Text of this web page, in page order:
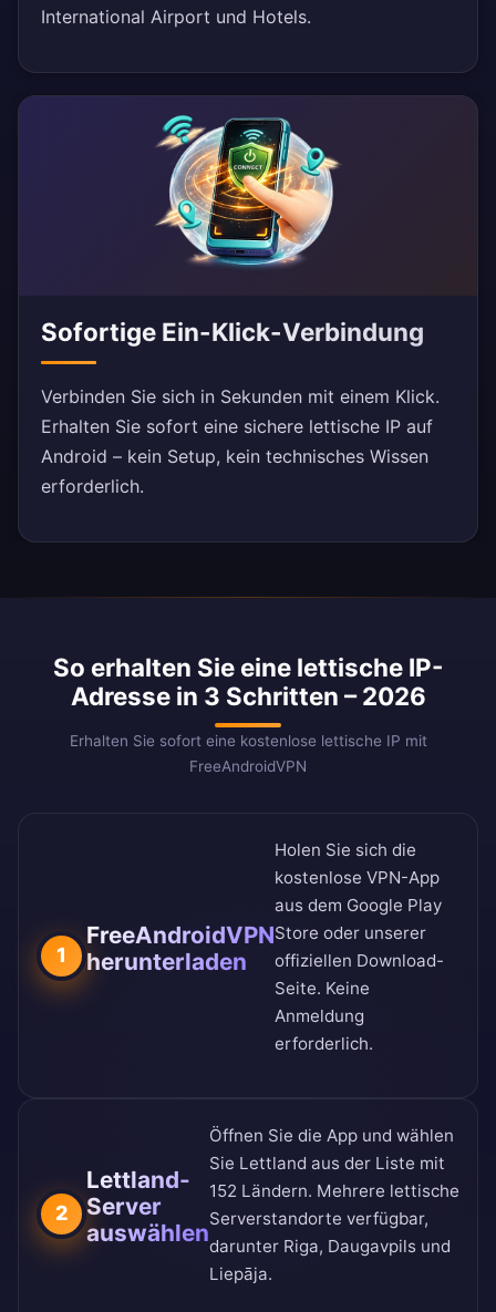
International Airport und Hotels.
Sofortige Ein-Klick-Verbindung
Verbinden Sie sich in Sekunden mit einem Klick.
Erhalten Sie sofort eine sichere lettische IP auf
Android – kein Setup, kein technisches Wissen
erforderlich.
So erhalten Sie eine lettische IP-
Adresse in 3 Schritten – 2026
Erhalten Sie sofort eine kostenlose lettische IP mit
FreeAndroidVPN
1
FreeAndroidVPN
herunterladen
Holen Sie sich die
kostenlose VPN-App
aus dem Google Play
Store oder unserer
offiziellen Download-
Seite. Keine
Anmeldung
erforderlich.
2
Lettland-
Server
auswählen
Öffnen Sie die App und wählen
Sie Lettland aus der Liste mit
152 Ländern. Mehrere lettische
Serverstandorte verfügbar,
darunter Riga, Daugavpils und
Liepāja.